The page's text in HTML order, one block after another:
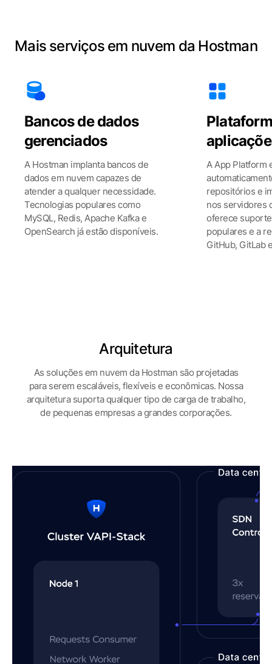
Mais serviços em nuvem da Hostman
Bancos de dados
gerenciados
A Hostman implanta bancos de
dados em nuvem capazes de
atender a qualquer necessidade.
Tecnologias populares como
MySQL, Redis, Apache Kafka e
OpenSearch já estão disponíveis.
A App Platform
repositórios e
nos servidores
oferece
populares e a
GitHub, GitLab
Arquitetura
As soluções em nuvem da Hostman são projetadas
para serem escaláveis, flexíveis e econômicas. Nossa
arquitetura suporta qualquer tipo de carga de trabalho,
de pequenas empresas a grandes corporações.